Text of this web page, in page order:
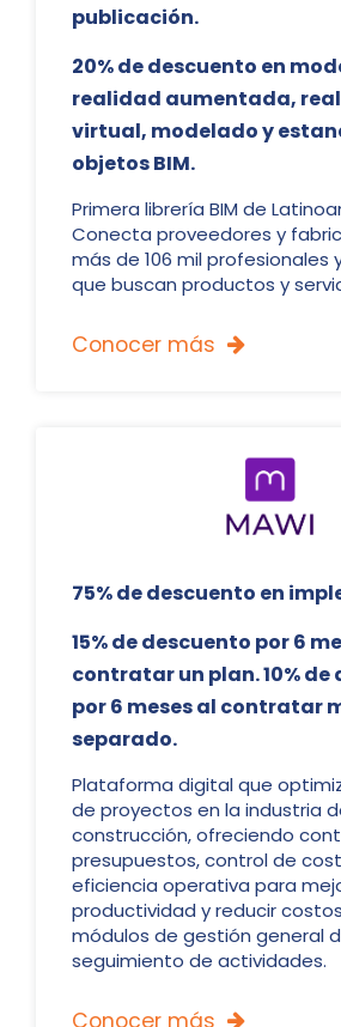
publicación.
20% de descuento en
realidad aumentada,
virtual, modelado y
objetos BIM.
Primera librería BIM de
Conecta proveedores y
más de 106 mil profesionales
que buscan productos y
Conocer más 
75% de descuento en
15% de descuento por 6
contratar un plan. 10% de
por 6 meses al contratar
separado.
Plataforma digital que
de proyectos en la industria
construcción, ofreciendo
presupuestos, control de
eficiencia operativa para
productividad y reducir
módulos de gestión general
seguimiento de actividades.
Conocer más 